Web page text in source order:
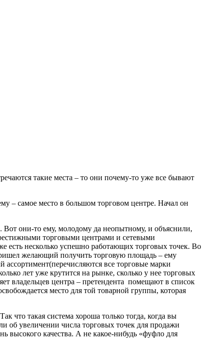
такие места – то они почему-то уже все бывают
– самое место в большом торговом центре. Начал он
Вот они-то ему, молодому да неопытному, и объяснили,
торговыми центрами и сетевыми
есть несколько успешно работающих торговых точек. Во
желающий получить торговую площадь – ему
ассортимент(перечисляются все торговые марки
лет уже крутится на рынке, сколько у нее торговых
владельцев центра – претендента помещают в список
место для той товарной группы, которая
что такая система хороша только тогда, когда вы
об увеличении числа торговых точек для продажи
высокого качества. А не какое-нибудь «фуфло для